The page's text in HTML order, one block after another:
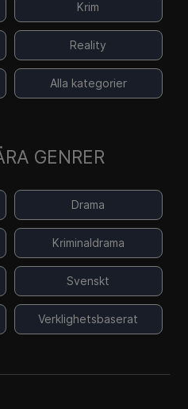
Krim
Reality
Alla kategorier
GENRER
Drama
Kriminaldrama
Svenskt
Verklighetsbaserat